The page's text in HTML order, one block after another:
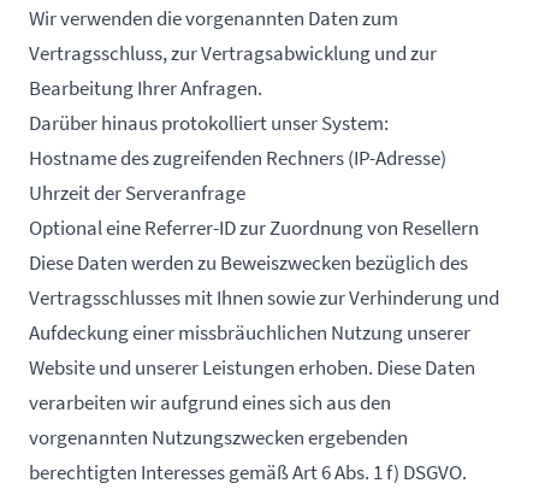
Wir verwenden die vorgenannten Daten zum
Vertragsschluss, zur Vertragsabwicklung und zur
Bearbeitung Ihrer Anfragen.
Darüber hinaus protokolliert unser System:
Hostname des zugreifenden Rechners (IP-Adresse)
Uhrzeit der Serveranfrage
Optional eine Referrer-ID zur Zuordnung von Resellern
Diese Daten werden zu Beweiszwecken bezüglich des
Vertragsschlusses mit Ihnen sowie zur Verhinderung und
Aufdeckung einer missbräuchlichen Nutzung unserer
Website und unserer Leistungen erhoben. Diese Daten
verarbeiten wir aufgrund eines sich aus den
vorgenannten Nutzungszwecken ergebenden
berechtigten Interesses gemäß Art 6 Abs. 1 f) DSGVO.